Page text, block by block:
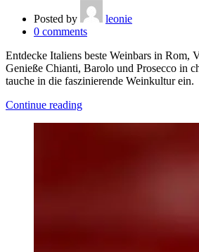
Posted by
leonie
0 comments
Entdecke Italiens beste Weinbars in Rom,
Genieße Chianti, Barolo und Prosecco in
tauche in die faszinierende Weinkultur ein.
Continue reading